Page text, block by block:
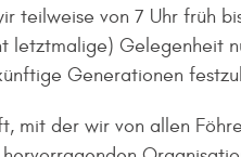
teilweise von 7 Uhr früh
Gelegenheit
Generationen
mit der wir von allen